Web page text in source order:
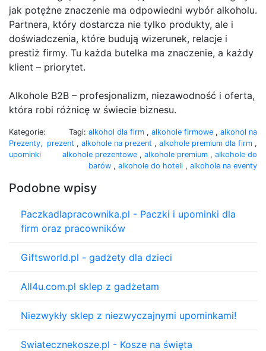
jak potężne znaczenie ma odpowiedni wybór alkoholu.
Partnera, który dostarcza nie tylko produkty, ale i
doświadczenia, które budują wizerunek, relacje i
prestiż firmy. Tu każda butelka ma znaczenie, a każdy
klient – priorytet.
Alkohole B2B – profesjonalizm, niezawodność i oferta,
która robi różnicę w świecie biznesu.
Kategorie:
Prezenty,
upominki
Tagi: alkohol dla firm , alkohole firmowe , alkohol na
prezent , alkohole na prezent , alkohole premium dla firm ,
alkohole prezentowe , alkohole premium , alkohole do
barów , alkohole do hoteli , alkohole na eventy
Podobne wpisy
Paczkadlapracownika.pl - Paczki i upominki dla
firm oraz pracowników
Giftsworld.pl - gadżety dla dzieci
All4u.com.pl sklep z gadżetam
Niezwykły sklep z niezwyczajnymi upominkami!
Swiatecznekosze.pl - Kosze na święta